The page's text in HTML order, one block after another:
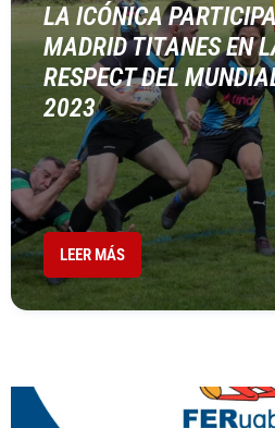
LA ICÓNICA
MADRID TITANES EN
RESPECT DEL
2023
LEER MÁS